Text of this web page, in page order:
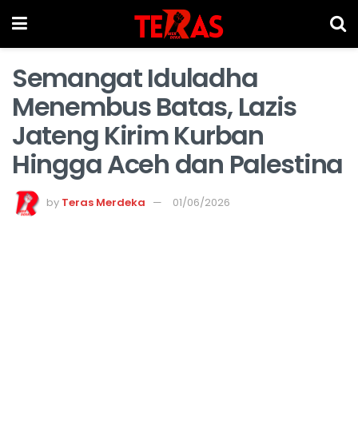
Semangat Iduladha
Menembus Batas, Lazis
Jateng Kirim Kurban
Hingga Aceh dan Palestina
by Teras Merdeka 01/06/2026